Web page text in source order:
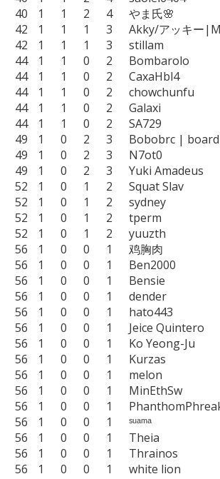
40	1	1	2	4	やま氏🌸
42	1	1	1	3	Akky/アッキー|MSO三つ巴
42	1	1	1	3	stillam
44	1	1	0	2	Bombarolo
44	1	1	0	2	CaxaHbl4
44	1	1	0	2	chowchunfu
44	1	1	0	2	Galaxi
44	1	1	0	2	SA729
49	1	0	2	3	Bobobrc | boardigami
49	1	0	2	3	N7ot0
49	1	0	2	3	Yuki Amadeus
52	1	0	1	2	Squat Slav
52	1	0	1	2	sydney
52	1	0	1	2	tperm
52	1	0	1	2	yuuzth
56	1	0	0	1	鸡胸肉
56	1	0	0	1	Ben2000
56	1	0	0	1	Bensie
56	1	0	0	1	dender
56	1	0	0	1	hato443
56	1	0	0	1	Jeice Quintero
56	1	0	0	1	Ko Yeong-Ju
56	1	0	0	1	Kurzas
56	1	0	0	1	melon
56	1	0	0	1	MinEthSw
56	1	0	0	1	PhanthomPhreak
56	1	0	0	1	ˢᵘᵃᵐᵃ
56	1	0	0	1	Theia
56	1	0	0	1	Thrainos
56	1	0	0	1	white lion